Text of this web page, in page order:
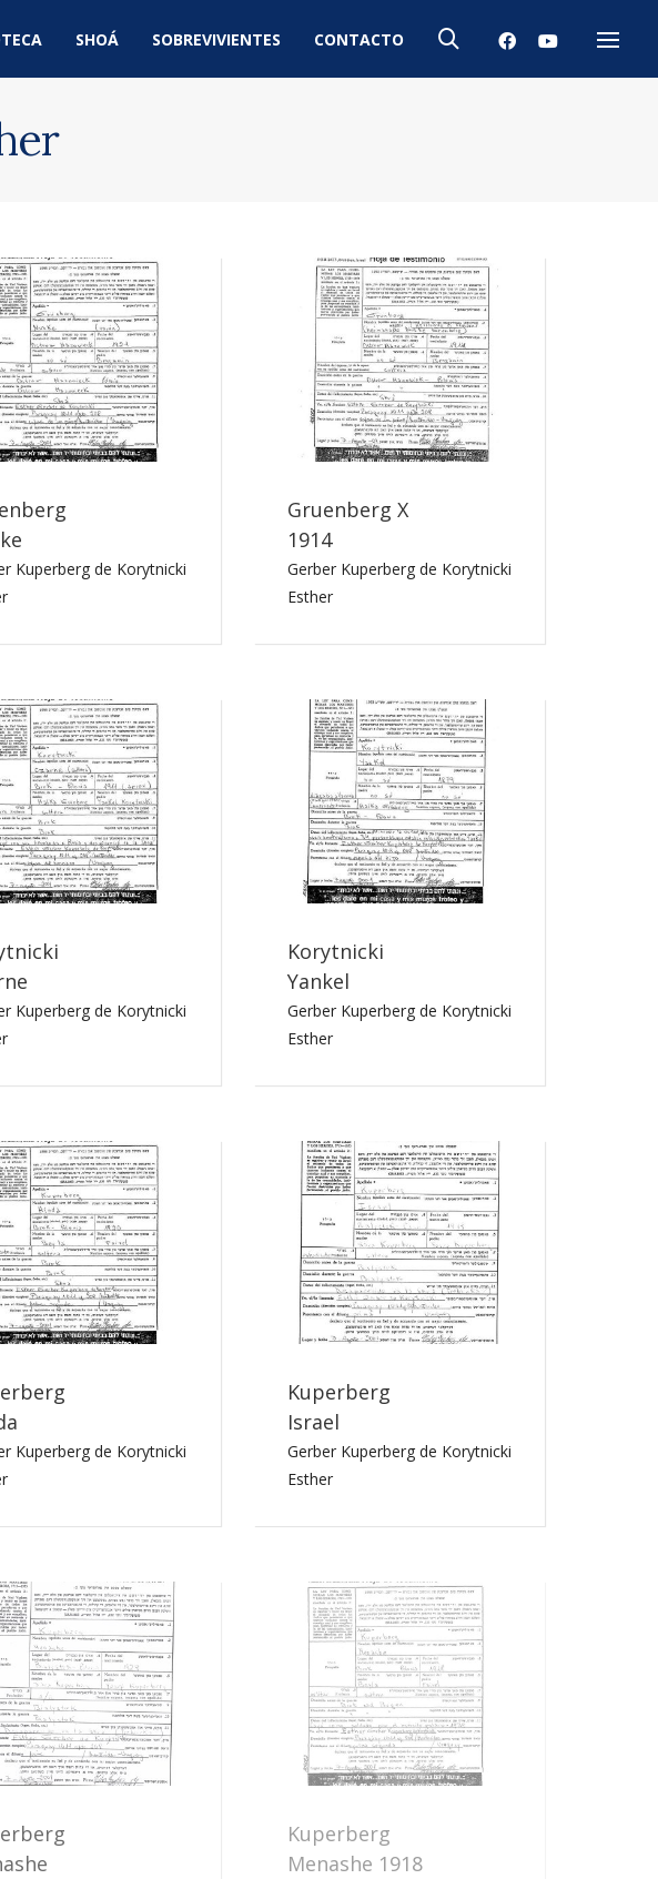
SHOÁ SOBREVIVIENTES CONTACTO
Menú
Kuperberg de Korytnicki
Gruenberg X
1914
Gerber Kuperberg de Korytnicki
Esther
Kuperberg de Korytnicki
Korytnicki
Yankel
Gerber Kuperberg de Korytnicki
Esther
Kuperberg de Korytnicki
Kuperberg
Israel
Gerber Kuperberg de Korytnicki
Esther
Kuperberg
Menashe 1918